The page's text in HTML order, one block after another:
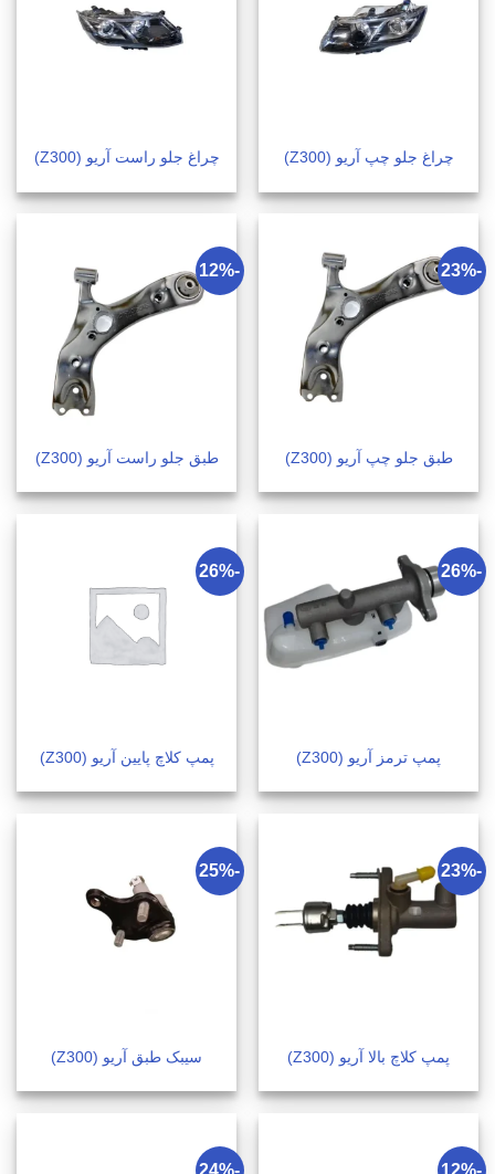
چراغ جلو چپ آریو (Z300) چراغ جلو راست آریو (Z300)
-23%
طبق جلو چپ آریو (Z300)
-12%
طبق جلو راست آریو (Z300)
-26%
پمپ ترمز آریو (Z300)
-26%
پمپ کلاچ پایین آریو (Z300)
-23%
پمپ کلاچ بالا آریو (Z300)
-25%
سیبک طبق آریو (Z300)
-12%
-24%